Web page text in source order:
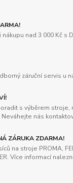
nákupu nad 3 000 Kč s
záruční servis u
s výběrem stroje,
nás
ZÁRUKA ZDARMA!
na stroje PROMA,
Více informací